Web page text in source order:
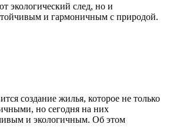
экологический след, но и
и гармоничным с природой.
создание жилья, которое не только
но сегодня на них
и экологичным. Об этом